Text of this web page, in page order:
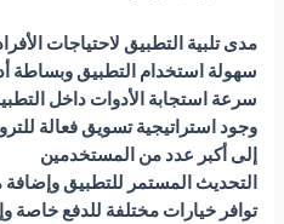
.مدى تلبية التطبيق لاحتياجات
.سهولة استخدام التطبيق وبساطة
.سرعة استجابة الأدوات داخل
إلى أكبر عدد من المستخدمين
.التحديث المستمر للتطبيق